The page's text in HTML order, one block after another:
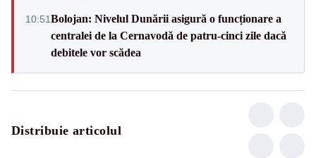
10:51Bolojan: Nivelul Dunării asigură o funcționare a
centralei de la Cernavodă de patru-cinci zile dacă
debitele vor scădea
Distribuie articolul